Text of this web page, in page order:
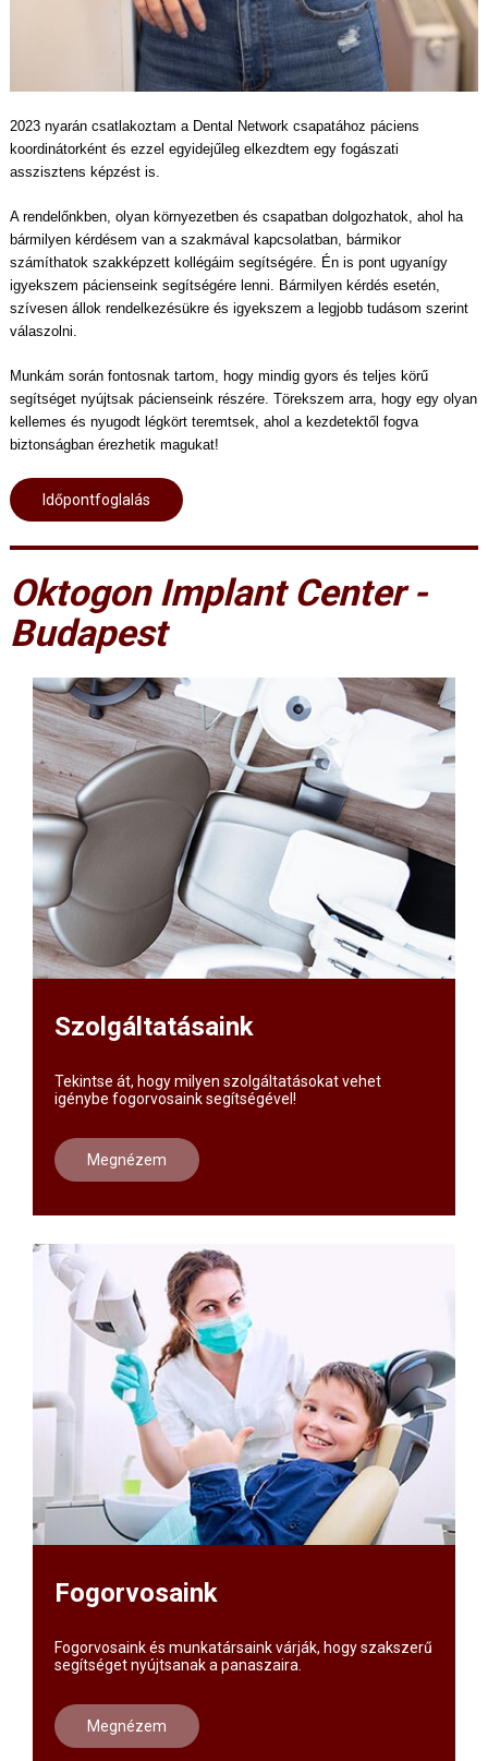
2023 nyarán csatlakoztam a Dental Network csapatához páciens
koordinátorként és ezzel egyidejűleg elkezdtem egy fogászati
asszisztens képzést is.
A rendelőnkben, olyan környezetben és csapatban dolgozhatok, ahol ha
bármilyen kérdésem van a szakmával kapcsolatban, bármikor
számíthatok szakképzett kollégáim segítségére. Én is pont ugyanígy
igyekszem pácienseink segítségére lenni. Bármilyen kérdés esetén,
szívesen állok rendelkezésükre és igyekszem a legjobb tudásom szerint
válaszolni.
Munkám során fontosnak tartom, hogy mindig gyors és teljes körű
segítséget nyújtsak pácienseink részére. Törekszem arra, hogy egy olyan
kellemes és nyugodt légkört teremtsek, ahol a kezdetektől fogva
biztonságban érezhetik magukat!
Időpontfoglalás
Oktogon Implant Center -
Budapest
Szolgáltatásaink
Tekintse át, hogy milyen szolgáltatásokat vehet
igénybe fogorvosaink segítségével!
Megnézem
Fogorvosaink
Fogorvosaink és munkatársaink várják, hogy szakszerű
segítséget nyújtsanak a panaszaira.
Megnézem